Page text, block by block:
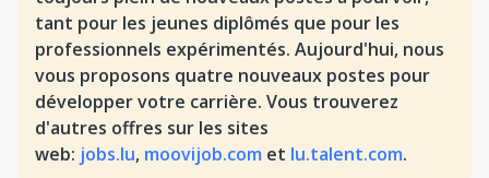
tant pour les jeunes diplômés que pour les
professionnels expérimentés. Aujourd'hui, nous
vous proposons quatre nouveaux postes pour
développer votre carrière. Vous trouverez
d'autres offres sur les sites
web: jobs.lu, moovijob.com et lu.talent.com.